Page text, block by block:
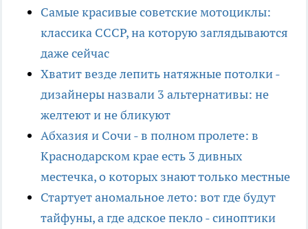
Самые красивые советские мотоциклы:
классика СССР, на которую заглядываются
даже сейчас
Хватит везде лепить натяжные потолки -
дизайнеры назвали 3 альтернативы: не
желтеют и не бликуют
Абхазия и Сочи - в полном пролете: в
Краснодарском крае есть 3 дивных
местечка, о которых знают только местные
Стартует аномальное лето: вот где будут
тайфуны, а где адское пекло - синоптики